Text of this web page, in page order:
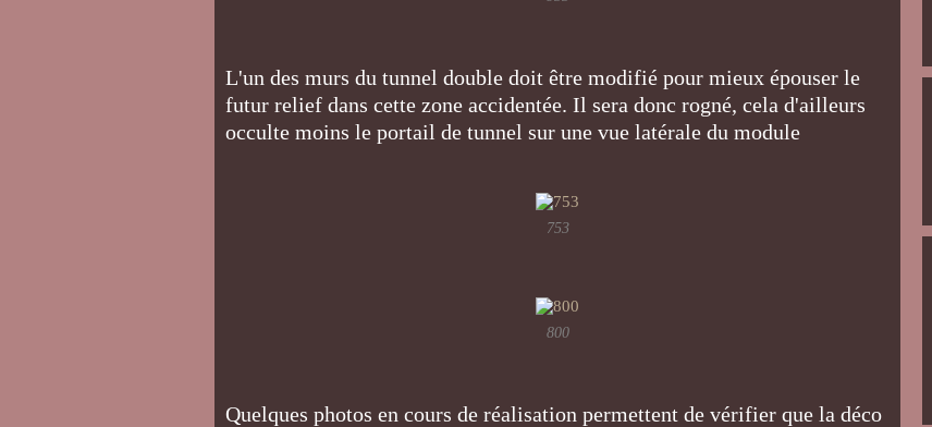
L'un des murs du tunnel double doit être modifié pour mieux épouser le
futur relief dans cette zone accidentée. Il sera donc rogné, cela d'ailleurs
occulte moins le portail de tunnel sur une vue latérale du module
753
800
Quelques photos en cours de réalisation permettent de vérifier que la déco